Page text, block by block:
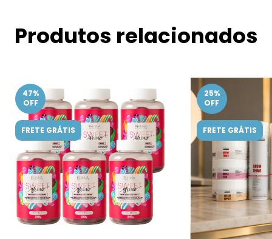
Produtos relacionados
47%
OFF
FRETE GRÁTIS
25%
OFF
FRETE GRÁTIS